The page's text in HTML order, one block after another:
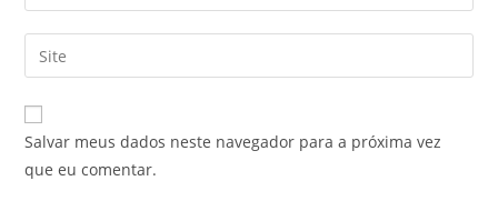
Salvar meus dados neste navegador para a próxima vez
que eu comentar.